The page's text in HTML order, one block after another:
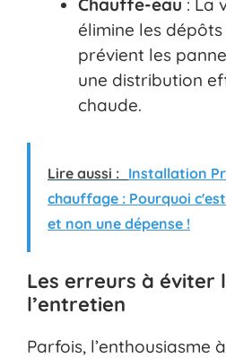
élimine les
prévient les
une distribution
chaude.
Lire aussi : Installation
chauffage : Pourquoi
et non une dépense !
Les erreurs à éviter
l’entretien
Parfois, l’enthousiasme